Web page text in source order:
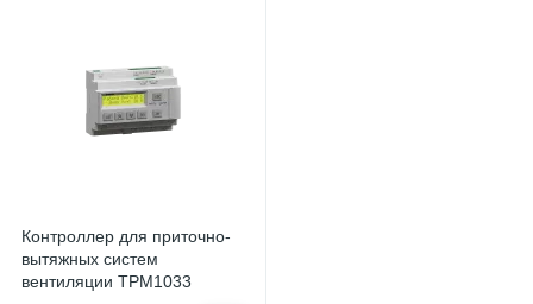
Контроллер для приточно-
вытяжных систем
вентиляции ТРМ1033